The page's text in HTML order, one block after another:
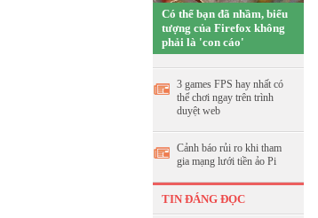
Có thể bạn đã nhầm, biểu
tượng của Firefox không
phải là 'con cáo'
3 games FPS hay nhất có
thể chơi ngay trên trình
duyệt web
Cảnh báo rủi ro khi tham
gia mạng lưới tiền ảo Pi
TIN ĐÁNG ĐỌC